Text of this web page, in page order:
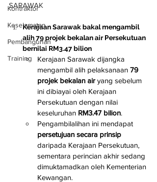
Kontraktor
Keselamatan
Pembangunan
Training
SARAWAK
Kerajaan Sarawak bakal mengambil
alih 79 projek bekalan air Persekutuan
bernilai RM3.47 bilion
Kerajaan Sarawak dijangka
mengambil alih pelaksanaan 79
projek bekalan air yang sebelum
ini dibiayai oleh Kerajaan
Persekutuan dengan nilai
keseluruhan RM3.47 bilion.
Pengambilalihan ini mendapat
persetujuan secara prinsip
daripada Kerajaan Persekutuan,
sementara perincian akhir sedang
dimuktamadkan oleh Kementerian
Kewangan.